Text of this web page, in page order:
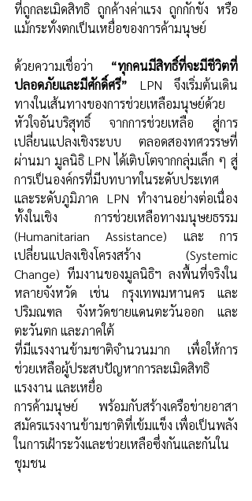
ที่ถูกละเมิดสิทธิ ถูกค้างค่าแรง ถูกกักขัง หรือ
แม้กระทั่งตกเป็นเหยื่อของการค้ามนุษย์
ด้วยความเชื่อว่า “ทุกคนมีสิทธิ์ที่จะมีชีวิตที่
ปลอดภัยและมีศักดิ์ศรี” LPN จึงเริ่มต้นเดิน
ทางในเส้นทางของการช่วยเหลือมนุษย์ด้วย
หัวใจอันบริสุทธิ์ จากการช่วยเหลือ สู่การ
เปลี่ยนแปลงเชิงระบบ ตลอดสองทศวรรษที่
ผ่านมา มูลนิธิ LPN ได้เติบโตจากกลุ่มเล็ก ๆ สู่
การเป็นองค์กรที่มีบทบาทในระดับประเทศ
และระดับภูมิภาค LPN ทำงานอย่างต่อเนื่อง
ทั้งในเชิง การช่วยเหลือทางมนุษยธรรม
(Humanitarian Assistance) และ การ
เปลี่ยนแปลงเชิงโครงสร้าง (Systemic
Change) ทีมงานของมูลนิธิฯ ลงพื้นที่จริงใน
หลายจังหวัด เช่น กรุงเทพมหานคร และ
ปริมณฑล จังหวัดชายแดนตะวันออก และ
ตะวันตก และภาคใต้
ที่มีแรงงานข้ามชาติจำนวนมาก  เพื่อให้การ
ช่วยเหลือผู้ประสบปัญหาการละเมิดสิทธิ
แรงงาน และเหยื่อ
การค้ามนุษย์ พร้อมกับสร้างเครือข่ายอาสา
สมัครแรงงานข้ามชาติที่เข้มแข็ง เพื่อเป็นพลัง
ในการเฝ้าระวังและช่วยเหลือซึ่งกันและกันใน
ชุมชน